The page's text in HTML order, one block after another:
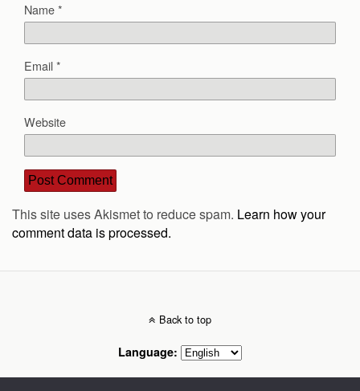
Name*
Email*
Website
This site uses Akismet to reduce spam. Learn how your
comment data is processed.
Back to top
Language: